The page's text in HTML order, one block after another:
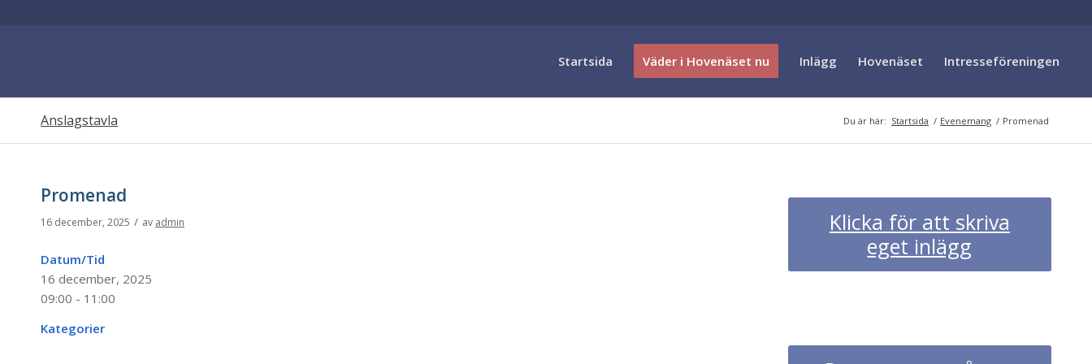
Startsida Väder i Hovenäset nu Inlägg Hovenäset Intresseföreningen
Anslagstavla Du är här: Startsida / Evenemang / Promenad
Promenad
16 december, 2025 / av admin
Datum/Tid
16 december, 2025
09:00 - 11:00
Kategorier
Klicka för att skriva
eget inlägg